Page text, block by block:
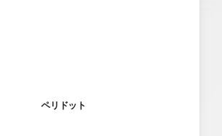
ペリドット